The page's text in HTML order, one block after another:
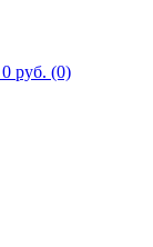
0 руб. (0)